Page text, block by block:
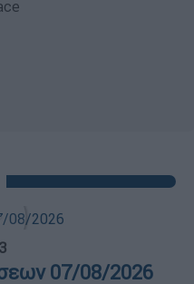
07/08/2026